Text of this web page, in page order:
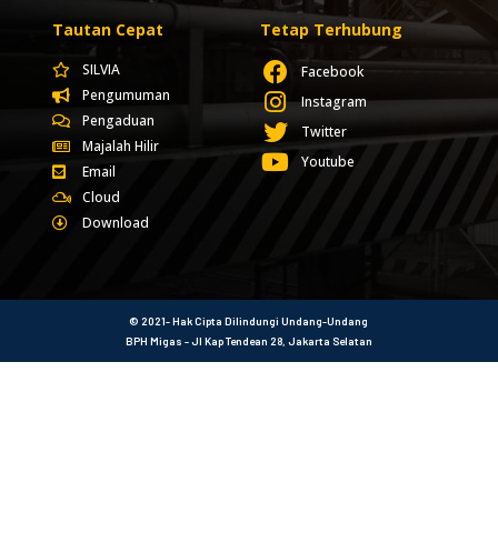
Tautan Cepat
SILVIA
Pengumuman
Pengaduan
Majalah Hilir
Email
Cloud
Download
Tetap Terhubung
Facebook
Instagram
Twitter
Youtube
© 2021- Hak Cipta Dilindungi Undang-Undang
BPH Migas - Jl Kap Tendean 28, Jakarta Selatan